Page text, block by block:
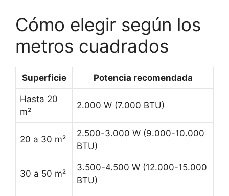
Cómo elegir según los
metros cuadrados
Superficie Potencia recomendada
Hasta 20
m²
2.000 W (7.000 BTU)
20 a 30 m²
2.500-3.000 W (9.000-10.000
BTU)
30 a 50 m²
3.500-4.500 W (12.000-15.000
BTU)